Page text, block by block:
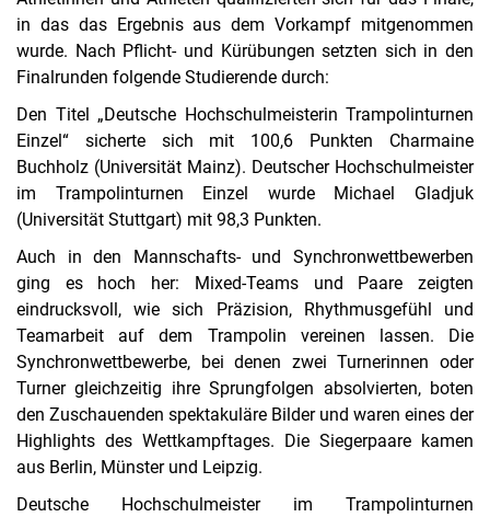
in das das Ergebnis aus dem Vorkampf mitgenommen
wurde. Nach Pflicht- und Kürübungen setzten sich in den
Finalrunden folgende Studierende durch:
Den Titel „Deutsche Hochschulmeisterin Trampolinturnen
Einzel“ sicherte sich mit 100,6 Punkten Charmaine
Buchholz (Universität Mainz). Deutscher Hochschulmeister
im Trampolinturnen Einzel wurde Michael Gladjuk
(Universität Stuttgart) mit 98,3 Punkten.
Auch in den Mannschafts- und Synchronwettbewerben
ging es hoch her: Mixed-Teams und Paare zeigten
eindrucksvoll, wie sich Präzision, Rhythmusgefühl und
Teamarbeit auf dem Trampolin vereinen lassen. Die
Synchronwettbewerbe, bei denen zwei Turnerinnen oder
Turner gleichzeitig ihre Sprungfolgen absolvierten, boten
den Zuschauenden spektakuläre Bilder und waren eines der
Highlights des Wettkampftages. Die Siegerpaare kamen
aus Berlin, Münster und Leipzig.
Deutsche Hochschulmeister im Trampolinturnen